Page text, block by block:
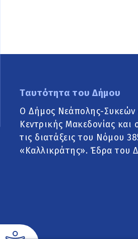
Ταυτότητα του Δήμου
Ο Δήμος Νεάπολης-Συκεών
Κεντρικής Μακεδονίας
τις διατάξεις του Νόμου
«Καλλικράτης». Έδρα του